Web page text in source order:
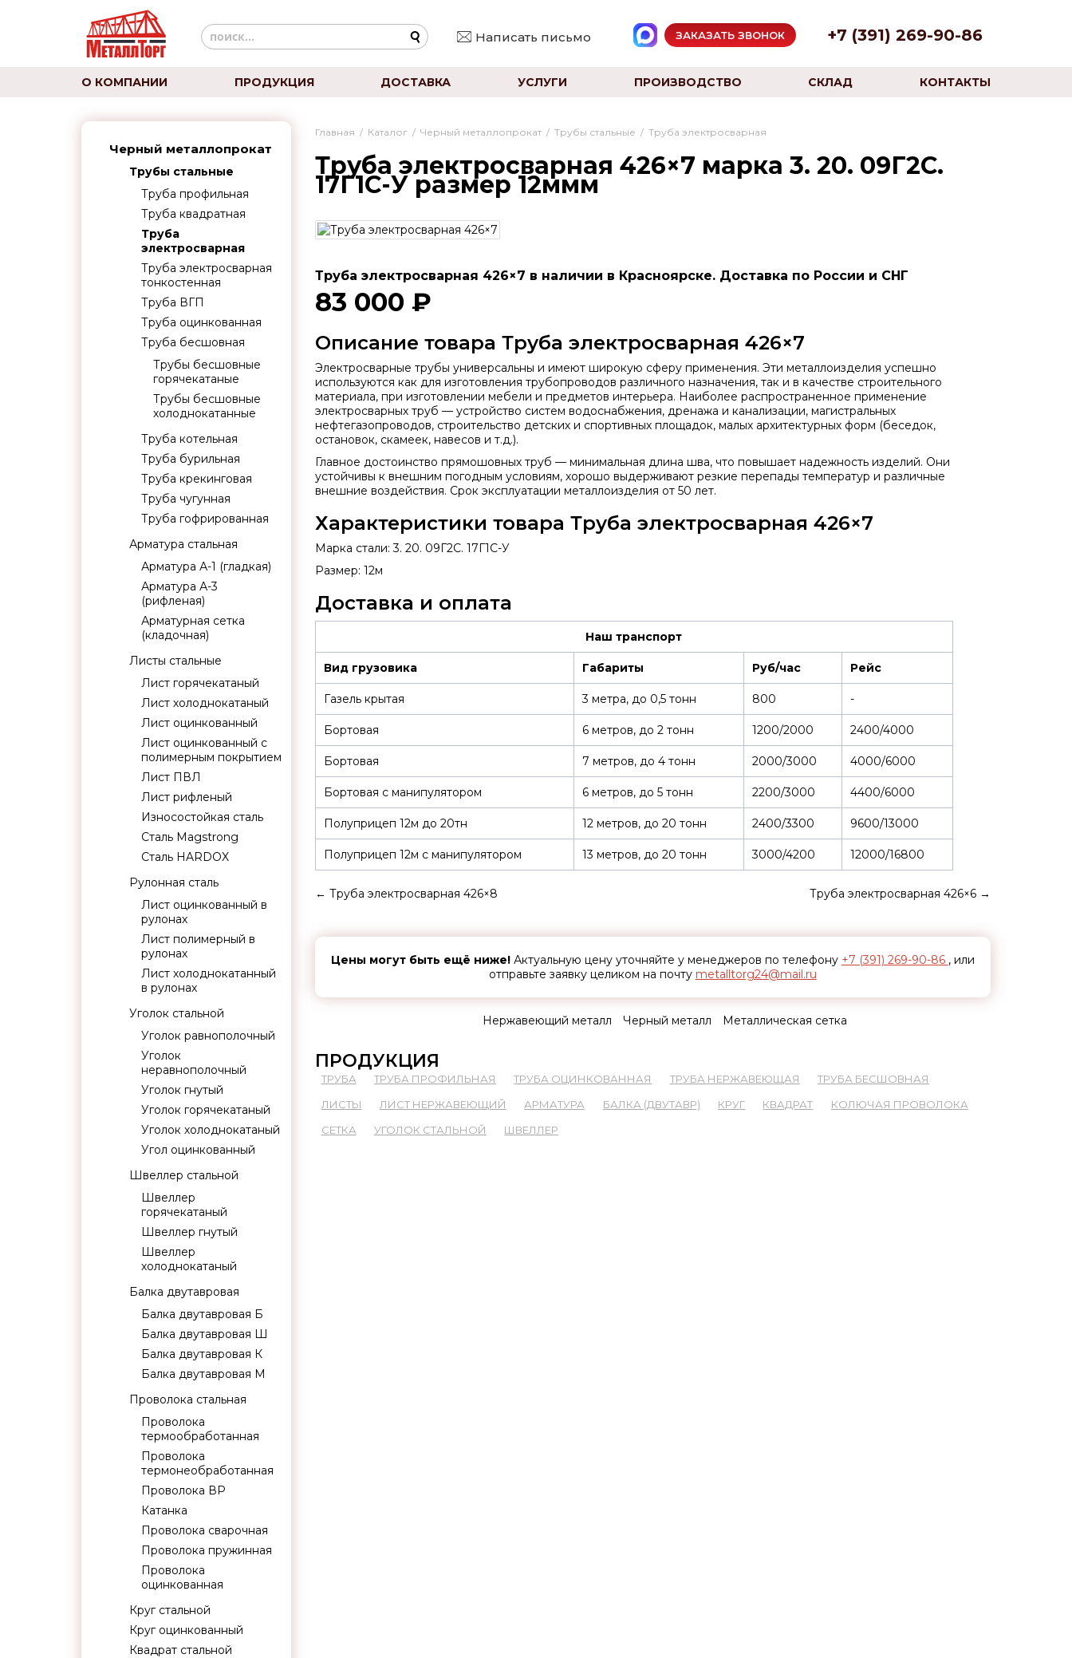
Написать письмо ЗАКАЗАТЬ ЗВОНОК +7 (391) 269-90-86
О КОМПАНИИ ПРОДУКЦИЯ ДОСТАВКА УСЛУГИ ПРОИЗВОДСТВО СКЛАД КОНТАКТЫ
Черный металлопрокат
Трубы стальные
Труба профильная
Труба квадратная
Труба
электросварная
Труба электросварная
тонкостенная
Труба ВГП
Труба оцинкованная
Труба бесшовная
Трубы бесшовные
горячекатаные
Трубы бесшовные
холоднокатанные
Труба котельная
Труба бурильная
Труба крекинговая
Труба чугунная
Труба гофрированная
Арматура стальная
Арматура А-1 (гладкая)
Арматура А-3
(рифленая)
Арматурная сетка
(кладочная)
Листы стальные
Лист горячекатаный
Лист холоднокатаный
Лист оцинкованный
Лист оцинкованный с
полимерным покрытием
Лист ПВЛ
Лист рифленый
Износостойкая сталь
Сталь Magstrong
Сталь HARDOX
Рулонная сталь
Лист оцинкованный в
рулонах
Лист полимерный в
рулонах
Лист холоднокатанный
в рулонах
Уголок стальной
Уголок равнополочный
Уголок
неравнополочный
Уголок гнутый
Уголок горячекатаный
Уголок холоднокатаный
Угол оцинкованный
Швеллер стальной
Швеллер
горячекатаный
Швеллер гнутый
Швеллер
холоднокатаный
Балка двутавровая
Балка двутавровая Б
Балка двутавровая Ш
Балка двутавровая К
Балка двутавровая М
Проволока стальная
Проволока
термообработанная
Проволока
термонеобработанная
Проволока ВР
Катанка
Проволока сварочная
Проволока пружинная
Проволока
оцинкованная
Круг стальной
Круг оцинкованный
Квадрат стальной
Главная / Каталог / Черный металлопрокат / Трубы стальные / Труба электросварная
Труба электросварная 426×7 марка 3. 20. 09Г2С.
17Г1С-У размер 12ммм
Труба электросварная 426×7 в наличии в Красноярске. Доставка по России и СНГ
83 000 ₽
Описание товара Труба электросварная 426×7
Электросварные трубы универсальны и имеют широкую сферу применения. Эти металлоизделия успешно
используются как для изготовления трубопроводов различного назначения, так и в качестве строительного
материала, при изготовлении мебели и предметов интерьера. Наиболее распространенное применение
электросварных труб — устройство систем водоснабжения, дренажа и канализации, магистральных
нефтегазопроводов, строительство детских и спортивных площадок, малых архитектурных форм (беседок,
остановок, скамеек, навесов и т.д.).
Главное достоинство прямошовных труб — минимальная длина шва, что повышает надежность изделий. Они
устойчивы к внешним погодным условиям, хорошо выдерживают резкие перепады температур и различные
внешние воздействия. Срок эксплуатации металлоизделия от 50 лет.
Характеристики товара Труба электросварная 426×7
Марка стали: 3. 20. 09Г2С. 17Г1С-У
Размер: 12м
Доставка и оплата
Наш транспорт
Вид грузовика Габариты Руб/час Рейс
Газель крытая 3 метра, до 0,5 тонн 800 -
Бортовая 6 метров, до 2 тонн 1200/2000 2400/4000
Бортовая 7 метров, до 4 тонн 2000/3000 4000/6000
Бортовая с манипулятором 6 метров, до 5 тонн 2200/3000 4400/6000
Полуприцеп 12м до 20тн 12 метров, до 20 тонн 2400/3300 9600/13000
Полуприцеп 12м с манипулятором 13 метров, до 20 тонн 3000/4200 12000/16800
← Труба электросварная 426×8 Труба электросварная 426×6 →
Цены могут быть ещё ниже!Актуальную цену уточняйте у менеджеров по телефону +7 (391) 269-90-86 , или
отправьте заявку целиком на почту metalltorg24@mail.ru
Нержавеющий металл Черный металл Металлическая сетка
ПРОДУКЦИЯ
ТРУБА ТРУБА ПРОФИЛЬНАЯ ТРУБА ОЦИНКОВАННАЯ ТРУБА НЕРЖАВЕЮЩАЯ
ТРУБА БЕСШОВНАЯ
ЛИСТЫ
ЛИСТ НЕРЖАВЕЮЩИЙ АРМАТУРА БАЛКА (ДВУТАВР) КРУГ КВАДРАТ
КОЛЮЧАЯ ПРОВОЛОКА
СЕТКА
УГОЛОК СТАЛЬНОЙ ШВЕЛЛЕР